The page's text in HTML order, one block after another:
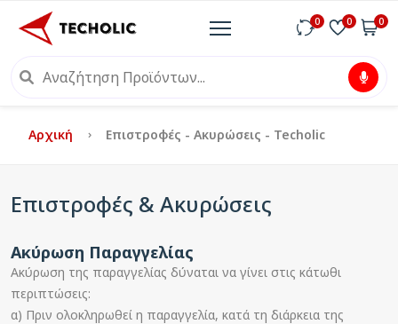
0 0 0
Αρχική Επιστροφές - Ακυρώσεις - Techolic
Επιστροφές & Ακυρώσεις
Ακύρωση Παραγγελίας
Ακύρωση της παραγγελίας δύναται να γίνει στις κάτωθι
περιπτώσεις:
α) Πριν ολοκληρωθεί η παραγγελία, κατά τη διάρκεια της